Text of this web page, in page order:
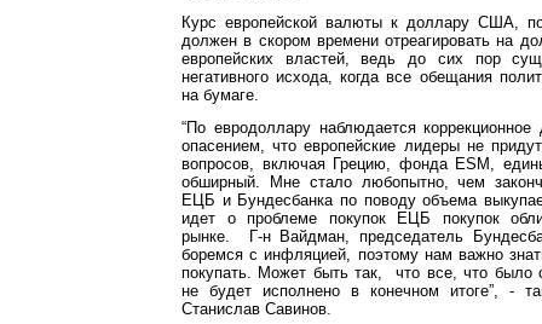
Курс европейской валюты к доллару США,
должен в скором времени отреагировать на
европейских властей, ведь до сих пор
негативного исхода, когда все обещания
на бумаге.
“По евродоллару наблюдается
опасением, что европейские лидеры не
вопросов, включая Грецию, фонда ESM,
обширный. Мне стало любопытно, чем
ЕЦБ и Бундесбанка по поводу объема
идет о проблеме покупок ЕЦБ покупок
рынке. Г-н Вайдман, председатель
боремся с инфляцией, поэтому нам важно
покупать. Может быть так, что все, что было
не будет исполнено в конечном итоге”, -
Станислав Савинов.